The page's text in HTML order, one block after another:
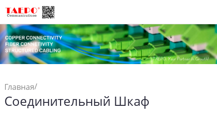
Главная/
Структурированная
Соединительный Шкаф